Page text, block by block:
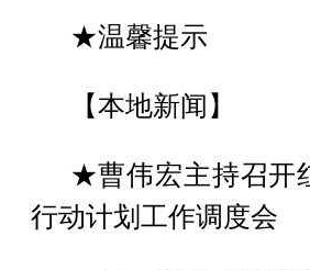
★温馨提示
【本地新闻】
★曹伟宏主持召开
行动计划工作调度会